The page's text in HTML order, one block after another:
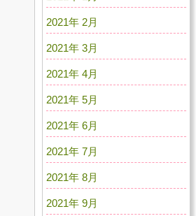
2021年 2月
2021年 3月
2021年 4月
2021年 5月
2021年 6月
2021年 7月
2021年 8月
2021年 9月